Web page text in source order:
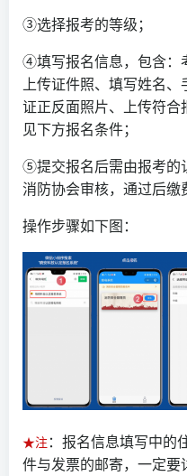
③选择报考的等级；
④填写报名信息，包含：
上传证件照、填写姓名
证正反面照片、上传符
见下方报名条件；
⑤提交报名后需由报考的
消防协会审核，通过后缴
操作步骤如下图：
★注：报名信息填写中的
件与发票的邮寄，一定